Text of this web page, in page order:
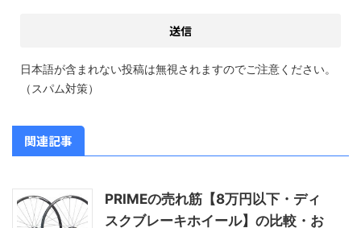
日本語が含まれない投稿は無視されますのでご注意ください。
（スパム対策）
関連記事
PRIMEの売れ筋【8万円以下・ディ
スクブレーキホイール】の比較・お